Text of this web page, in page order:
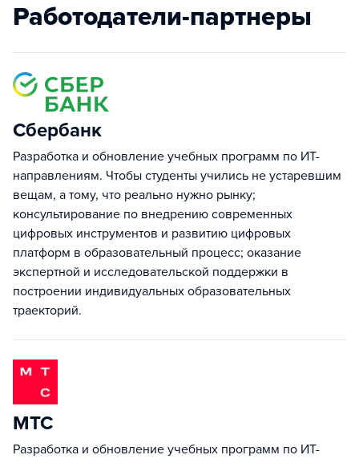
Работодатели-партнеры
Сбербанк
Разработка и обновление учебных программ по ИТ-
направлениям. Чтобы студенты учились не устаревшим
вещам, а тому, что реально нужно рынку;
консультирование по внедрению современных
цифровых инструментов и развитию цифровых
платформ в образовательный процесс; оказание
экспертной и исследовательской поддержки в
построении индивидуальных образовательных
траекторий.
МТС
Разработка и обновление учебных программ по ИТ-